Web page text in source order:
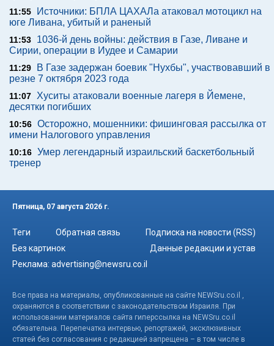
11:55
Источники: БПЛА ЦАХАЛа атаковал мотоцикл на
юге Ливана, убитый и раненый
11:53
1036-й день войны: действия в Газе, Ливане и
Сирии, операции в Иудее и Самарии
11:29
В Газе задержан боевик "Нухбы", участвовавший в
резне 7 октября 2023 года
11:07
Хуситы атаковали военные лагеря в Йемене,
десятки погибших
10:56 Осторожно, мошенники: фишинговая рассылка от
имени Налогового управления
10:16 Умер легендарный израильский баскетбольный
тренер
Пятница, 07 августа 2026 г.
Теги Обратная связь
Подписка на новости (RSS)
Без картинок
Данные редакции и устав
Реклама: advertising@newsru.co.il
Все права на материалы, опубликованные на сайте NEWSru.co.il ,
охраняются в соответствии с законодательством Израиля. При
использовании материалов сайта гиперссылка на NEWSru.co.il
обязательна. Перепечатка интервью, репортажей, эксклюзивных
статей без согласования с редакцией запрещена – в том числе в